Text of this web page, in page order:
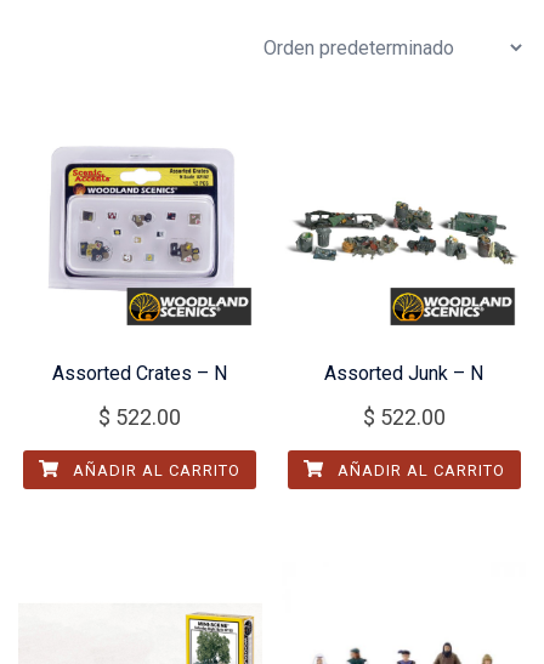
Assorted Crates – N
$ 522.00
AÑADIR AL CARRITO
Assorted Junk – N
$ 522.00
AÑADIR AL CARRITO